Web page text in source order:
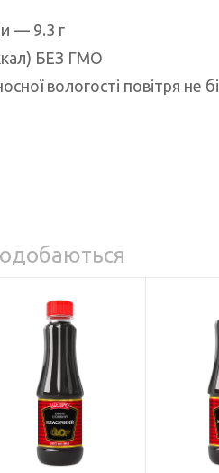
— 9.3 г
БЕЗ ГМО
вологості повітря не